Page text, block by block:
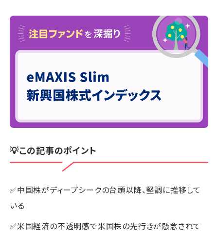
💡この記事のポイント
✅中国株がディープシークの台頭以降、堅調に推移して
いる
✅米国経済の不透明感で米国株の先行きが懸念されて